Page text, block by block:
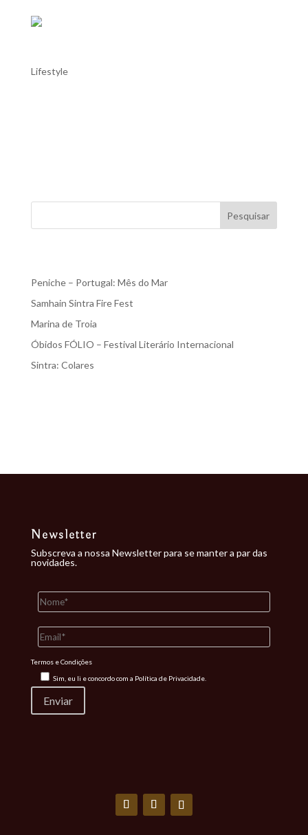
Lifestyle
Pesquisar
Peniche – Portugal: Mês do Mar
Samhain Sintra Fire Fest
Marina de Troia
Óbidos FÓLIO – Festival Literário Internacional
Sintra: Colares
Newsletter
Subscreva a nossa Newsletter para se manter a par das
novidades.
Termos e Condições
Sim, eu li e concordo com a Política de Privacidade.